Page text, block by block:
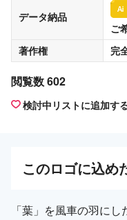
データ納品
ご
著作権
完
閲覧数 602
検討中リストに追加す
このロゴに込め
「葉」を風車の羽に